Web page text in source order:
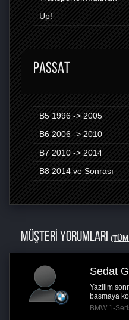
Up!
PASSAT
B5 1996 -> 2005
B6 2006 -> 2010
B7 2010 -> 2014
B8 2014 ve Sonrası
MÜŞTERİ YORUMLARI
Sedat G.
Ankara
Yazilim sonrasi araba canavar
basmaya korkar oldum ayrica
BMW 1-Serisi 116i - 136Hp @220